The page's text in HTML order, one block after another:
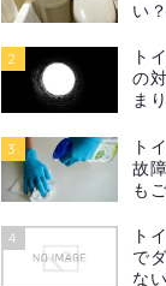
い
2
ト
の
ま
3
ト
故
も
4
ト
で
な